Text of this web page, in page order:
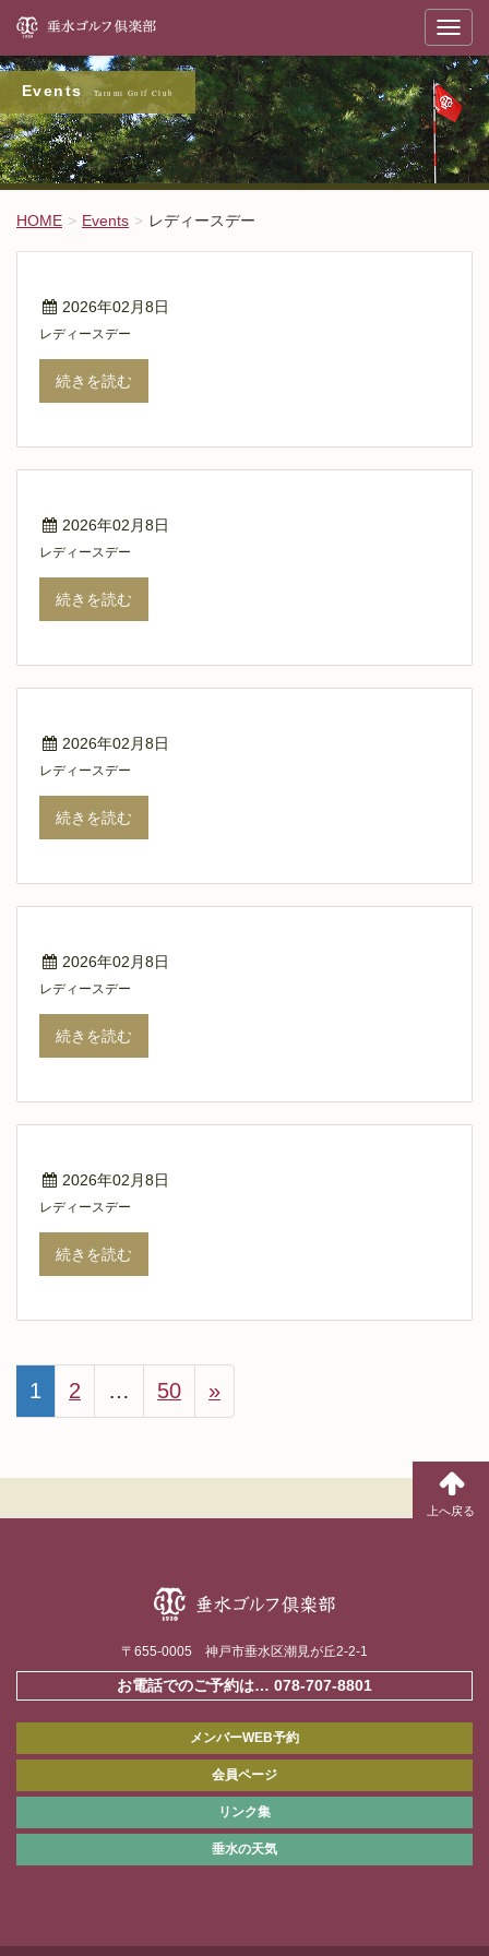
T
g
g
l
e
n
a
v
i
a
n
垂
Events
HOME Events レディースデー
2026年02月8日
レディースデー
続きを読む
2026年02月8日
レディースデー
続きを読む
2026年02月8日
レディースデー
続きを読む
2026年02月8日
レディースデー
続きを読む
2026年02月8日
レディースデー
続きを読む
1 2 … 50 »
〒655-0005 神戸市垂水区潮見が丘2-2-1
お電話でのご予約は… 078-707-8801
メンバーWEB予約
会員ページ
リンク集
垂水の天気